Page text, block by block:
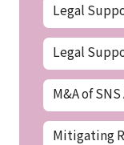
Legal
Legal
M&A of
Mitigating